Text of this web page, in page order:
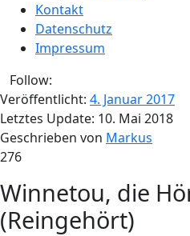
Kontakt
Datenschutz
Impressum
Follow:
Veröffentlicht: 4. Januar 2017
Letztes Update: 10. Mai 2018
Geschrieben von Markus
276
Winnetou, die
(Reingehört)